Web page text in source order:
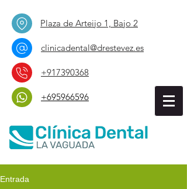
Plaza de Arteijo 1, Bajo 2
clinicadental@drestevez.es
+917390368
+695966596
Entrada